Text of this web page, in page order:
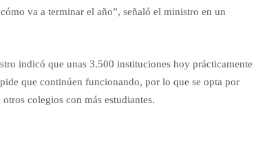
va a terminar el año”, señaló el ministro en un
indicó que unas 3.500 instituciones hoy prácticamente
que continúen funcionando, por lo que se opta por
colegios con más estudiantes.